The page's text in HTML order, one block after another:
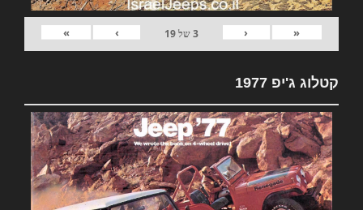
«
‹
3של19
›
»
קטלוג ג'יפ 1977